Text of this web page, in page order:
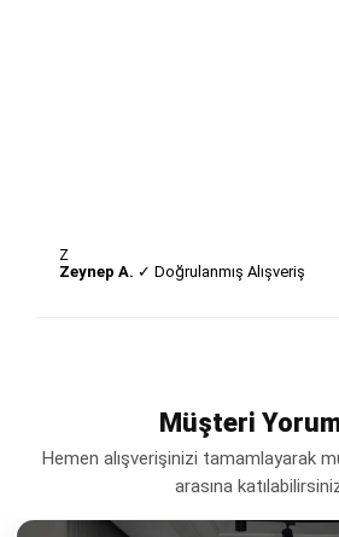
Z
Zeynep A. ✓ Doğrulanmış Alışveriş
Müşteri
Hemen alışverişinizi tamamlayarak
arasına